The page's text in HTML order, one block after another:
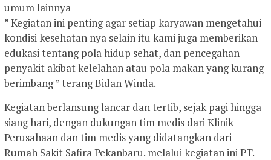
umum lainnya
” Kegiatan ini penting agar setiap karyawan mengetahui
kondisi kesehatan nya selain itu kami juga memberikan
edukasi tentang pola hidup sehat, dan pencegahan
penyakit akibat kelelahan atau pola makan yang kurang
berimbang ” terang Bidan Winda.
Kegiatan berlansung lancar dan tertib, sejak pagi hingga
siang hari, dengan dukungan tim medis dari Klinik
Perusahaan dan tim medis yang didatangkan dari
Rumah Sakit Safira Pekanbaru. melalui kegiatan ini PT.